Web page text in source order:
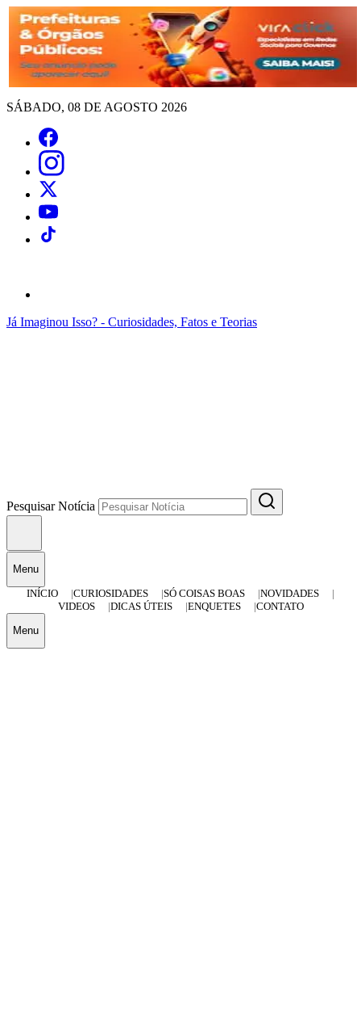
SÁBADO, 08 DE AGOSTO 2026
Já Imaginou Isso? - Curiosidades, Fatos e Teorias
Pesquisar Notícia
Menu
INÍCIO
CURIOSIDADES SÓ COISAS BOAS
NOVIDADES
VIDEOS
DICAS ÚTEIS ENQUETES CONTATO
Menu